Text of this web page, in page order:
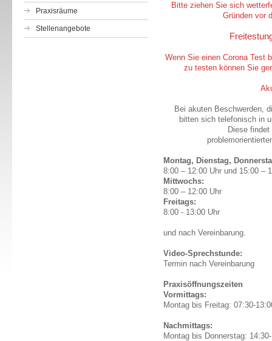
Praxisräume
Stellenangebote
Bitte ziehen Sie sich
Gründen vor
Wenn Sie einen Corona Test
zu testen können Sie
Bei akuten Beschwerden,
bitten sich telefonisch in
Diese
Montag, Dienstag,
8:00 – 12:00 Uhr und 15:00 –
Mittwochs:
8:00 – 12:00 Uhr
Freitags:
8:00 - 13:00 Uhr
und nach Vereinbarung.
Video-Sprechstunde:
Termin nach Vereinbarung
Praxisöffnungszeiten
Vormittags:
Montag bis Freitag: 07:30-
Nachmittags:
Montag bis Donnerstag: